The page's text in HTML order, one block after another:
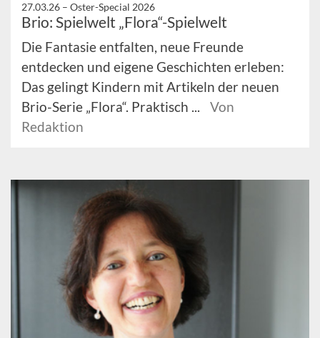
27.03.26 – Oster-Special 2026
Brio: Spielwelt „Flora“-Spielwelt
Die Fantasie entfalten, neue Freunde
entdecken und eigene Geschichten erleben:
Das gelingt Kindern mit Artikeln der neuen
Brio-Serie „Flora“. Praktisch ...
Von
Redaktion